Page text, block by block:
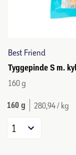
Best Friend
Tyggepinde S m.
160 g
160 g 280,94 / kg
1